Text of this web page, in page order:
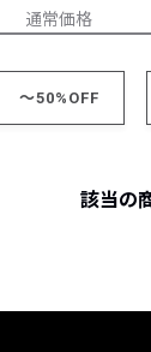
ンキング
ーコーデ
通常価格
～50%OFF
該当の